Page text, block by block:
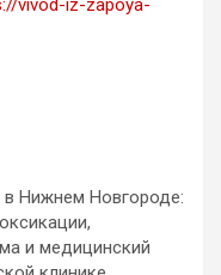
vivod-iz-zapoya-
в Нижнем Новгороде:
и медицинский